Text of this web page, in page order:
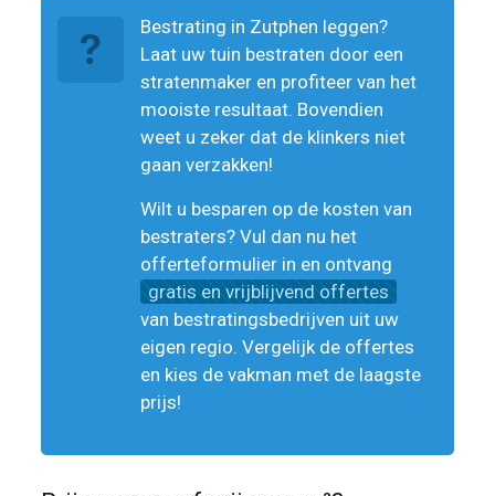
Bestrating in Zutphen leggen?
Laat uw tuin bestraten door een
stratenmaker en profiteer van het
mooiste resultaat. Bovendien
weet u zeker dat de klinkers niet
gaan verzakken!
Wilt u besparen op de kosten van
bestraters? Vul dan nu het
offerteformulier in en ontvang
gratis en vrijblijvend offertes
van bestratingsbedrijven uit uw
eigen regio. Vergelijk de offertes
en kies de vakman met de laagste
prijs!